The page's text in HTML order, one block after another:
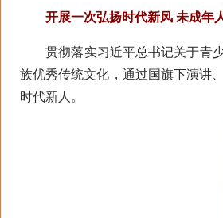
开展一次弘扬时代新风 未成年
贯彻落实习近平总书记关于青少
族优秀传统文化，通过国旗下演讲
时代新人。